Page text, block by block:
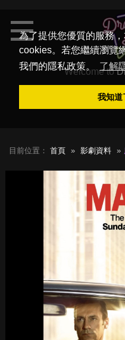
為了提供您優質的服務
cookies。若您繼續瀏覽
我們的隱私政策。
了解
我知道
Welcome to
目前位置： 首頁 影劇資料